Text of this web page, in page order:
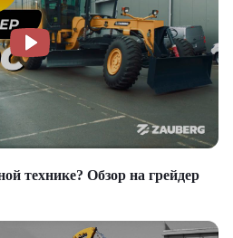
технике? Обзор на грейдер